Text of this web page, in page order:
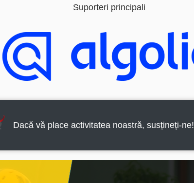
Suporteri principali
Dacă vă place activitatea noastră, susțineți-ne!